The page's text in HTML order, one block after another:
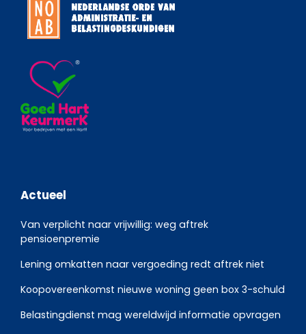
Actueel
Van verplicht naar vrijwillig: weg aftrek
pensioenpremie
Lening omkatten naar vergoeding redt aftrek niet
Koopovereenkomst nieuwe woning geen box 3-schuld
Belastingdienst mag wereldwijd informatie opvragen